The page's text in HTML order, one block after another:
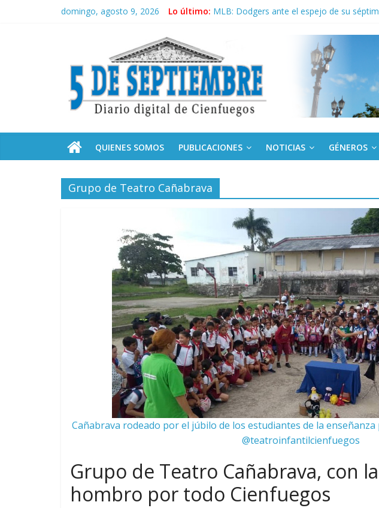
domingo, agosto 9, 2026 Lo último: MLB: Dodgers ante el espejo de su
Recibe Díaz-Canel en el Palacio de la
Frente Amplio de Dominicana reivindica
La derecha de América Latina corteja al
Septiembre
Diario
de
Cienfuegos,QUIENES SOMOS PUBLICACIONES NOTICIAS GÉNEROS
Grupo de Teatro Cañabrava
Cañabrava rodeado por el júbilo de los estudiantes de la
@teatroinfantilcienfuegos
Grupo de Teatro Cañabrava, con
hombro por todo Cienfuegos